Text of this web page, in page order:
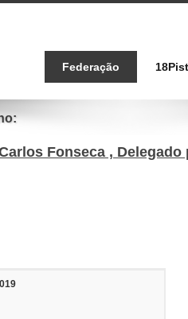
Federação
Fonseca ,